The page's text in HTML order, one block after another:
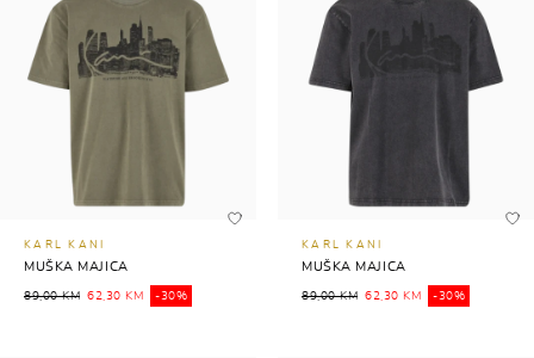
KARL KANI
MUŠKA MAJICA
89,00 KM 62,30 KM -30%
KARL KANI
MUŠKA MAJICA
89,00 KM 62,30 KM -30%